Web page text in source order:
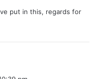
put in this, regards for